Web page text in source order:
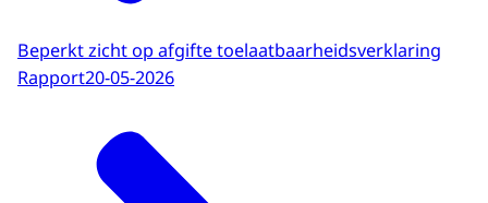
Beperkt zicht op afgifte toelaatbaarheidsverklaring
Rapport20-05-2026